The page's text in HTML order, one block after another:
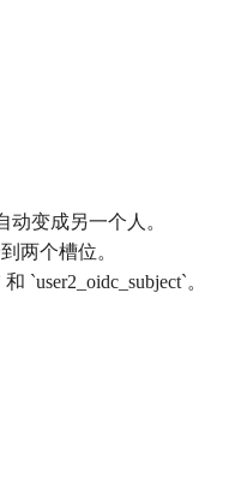
变成另一个人。
两个槽位。
`user2_oidc_subject`。